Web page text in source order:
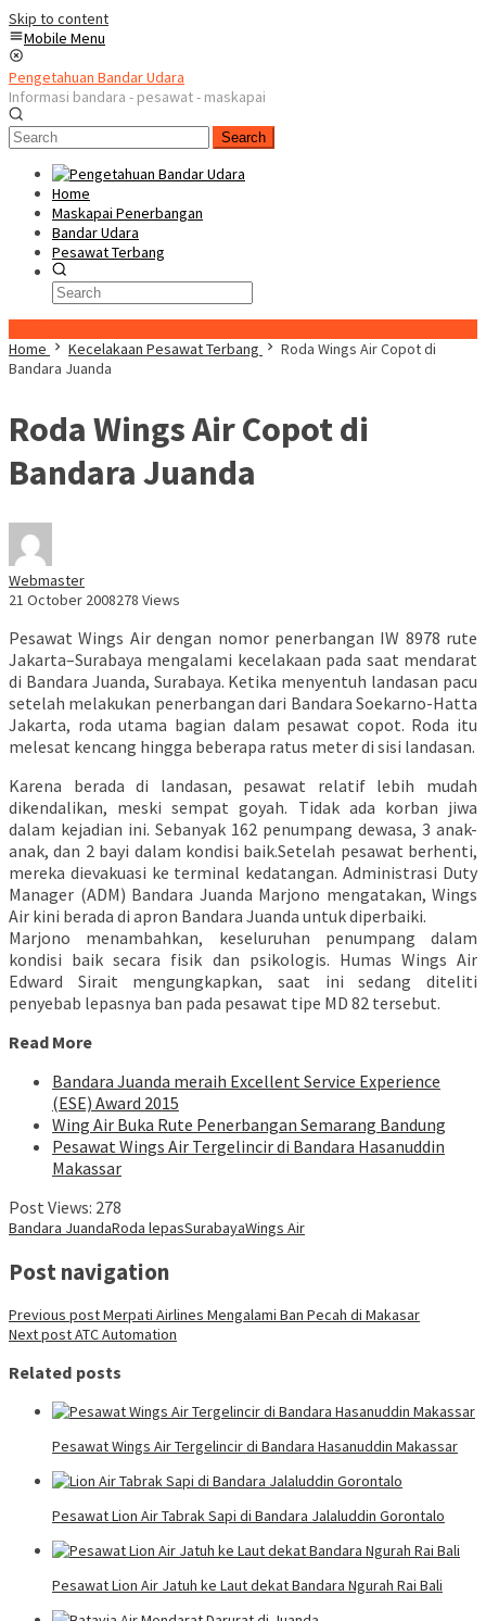
Skip to content
Mobile Menu
Pengetahuan Bandar Udara
Informasi bandara - pesawat - maskapai
Search
Home
Maskapai Penerbangan
Bandar Udara
Pesawat Terbang
Home
Kecelakaan Pesawat Terbang
Roda Wings Air Copot di
Bandara Juanda
Roda Wings Air Copot di
Bandara Juanda
Webmaster
21 October 2008278 Views
Pesawat Wings Air dengan nomor penerbangan IW 8978 rute
Jakarta–Surabaya mengalami kecelakaan pada saat mendarat
di Bandara Juanda, Surabaya. Ketika menyentuh landasan pacu
setelah melakukan penerbangan dari Bandara Soekarno-Hatta
Jakarta, roda utama bagian dalam pesawat copot. Roda itu
melesat kencang hingga beberapa ratus meter di sisi landasan.
Karena berada di landasan, pesawat relatif lebih mudah
dikendalikan, meski sempat goyah. Tidak ada korban jiwa
dalam kejadian ini. Sebanyak 162 penumpang dewasa, 3 anak-
anak, dan 2 bayi dalam kondisi baik.Setelah pesawat berhenti,
mereka dievakuasi ke terminal kedatangan. Administrasi Duty
Manager (ADM) Bandara Juanda Marjono mengatakan, Wings
Air kini berada di apron Bandara Juanda untuk diperbaiki.
Marjono menambahkan, keseluruhan penumpang dalam
kondisi baik secara fisik dan psikologis. Humas Wings Air
Edward Sirait mengungkapkan, saat ini sedang diteliti
penyebab lepasnya ban pada pesawat tipe MD 82 tersebut.
Read More
Bandara Juanda meraih Excellent Service Experience
(ESE) Award 2015
Wing Air Buka Rute Penerbangan Semarang Bandung
Pesawat Wings Air Tergelincir di Bandara Hasanuddin
Makassar
Post Views: 278
Bandara JuandaRoda lepasSurabayaWings Air
Post navigation
Previous postMerpati Airlines Mengalami Ban Pecah di Makasar
Next postATC Automation
Related posts
Pesawat Wings Air Tergelincir di Bandara Hasanuddin Makassar
Pesawat Lion Air Tabrak Sapi di Bandara Jalaluddin Gorontalo
Pesawat Lion Air Jatuh ke Laut dekat Bandara Ngurah Rai Bali